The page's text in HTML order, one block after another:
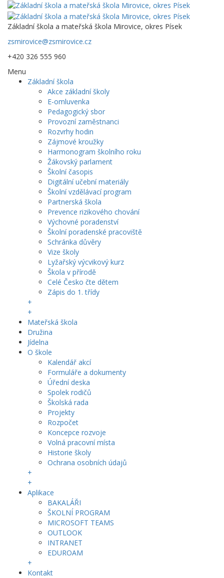
Základní škola a mateřská škola Mirovice, okres Písek
zsmirovice@zsmirovice.cz
+420 326 555 960
Menu
Základní škola
Akce základní školy
E-omluvenka
Pedagogický sbor
Provozní zaměstnanci
Rozvrhy hodin
Zájmové kroužky
Harmonogram školního roku
Žákovský parlament
Školní časopis
Digitální učební materiály
Školní vzdělávací program
Partnerská škola
Prevence rizikového chování
Výchovné poradenství
Školní poradenské pracoviště
Schránka důvěry
Vize školy
Lyžařský výcvikový kurz
Škola v přírodě
Celé Česko čte dětem
Zápis do 1. třídy
+
+
Mateřská škola
Družina
Jídelna
O škole
Kalendář akcí
Formuláře a dokumenty
Úřední deska
Spolek rodičů
Školská rada
Projekty
Rozpočet
Koncepce rozvoje
Volná pracovní místa
Historie školy
Ochrana osobních údajů
+
+
Aplikace
BAKALÁŘI
ŠKOLNÍ PROGRAM
MICROSOFT TEAMS
OUTLOOK
INTRANET
EDUROAM
+
Kontakt